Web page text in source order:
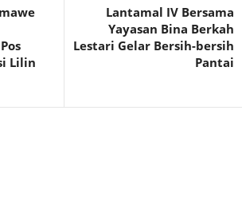
Lilin
Lantamal IV Bersama
Yayasan Bina Berkah
Lestari Gelar Bersih-bersih
Pantai